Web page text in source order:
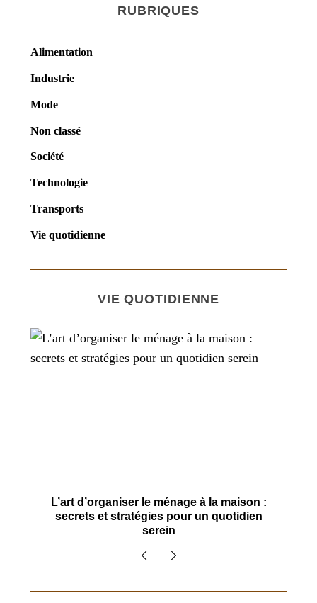
RUBRIQUES
Alimentation
Industrie
Mode
Non classé
Société
Technologie
Transports
Vie quotidienne
VIE QUOTIDIENNE
L’art d’organiser le ménage à la maison :
secrets et stratégies pour un quotidien
serein